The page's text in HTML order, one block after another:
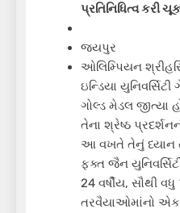
પ્રતિનિધિત્વ કરી
જયપુર
ઓલિમ્પિયન
ઇન્ડિયા
ગોલ્ડ મેડલ જીત્યા
તેના શ્રેષ્ઠ
આ વખતે તેનું ધ્યાન
ફક્ત જૈન
24 વર્ષીય, સૌથી
તરવૈયાઓમાંનો